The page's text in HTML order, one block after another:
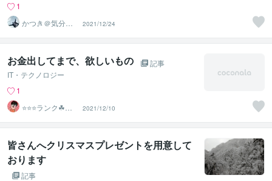
1
かつき＠気分
上々
2021/12/24
お金出してまで、欲しいもの
記事
IT・テクノロジー
1
⭐️⭐️⭐️ランク☘ヤ
フオクマスター
2021/12/10
皆さんへクリスマスプレゼントを用意して
おります
記事